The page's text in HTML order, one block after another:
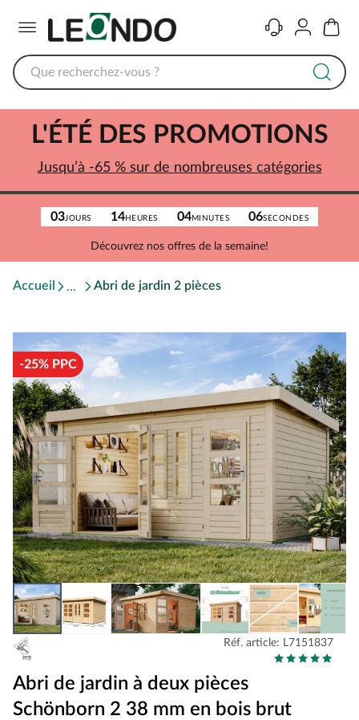
ContactComptePanier
03JOURS 14HEURES 04MINUTES 06SECONDES
Découvrez nos offres de la semaine!
L'ÉTÉ DES PROMOTIONS
Jusqu’à -65 % sur de nombreuses catégories
Accueil Abri de jardin 2 pièces
-25% PPC
Réf. article: L7151837
Abri de jardin à deux pièces
Schönborn 2 38 mm en bois brut